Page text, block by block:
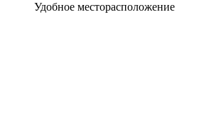
Удобное месторасположение